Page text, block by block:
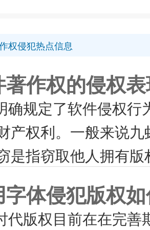
权侵犯热点信息
作权的侵权
确规定了软件侵权
产权利。一般来说
是指窃取他人拥有
体侵犯版权
代版权目前在在完